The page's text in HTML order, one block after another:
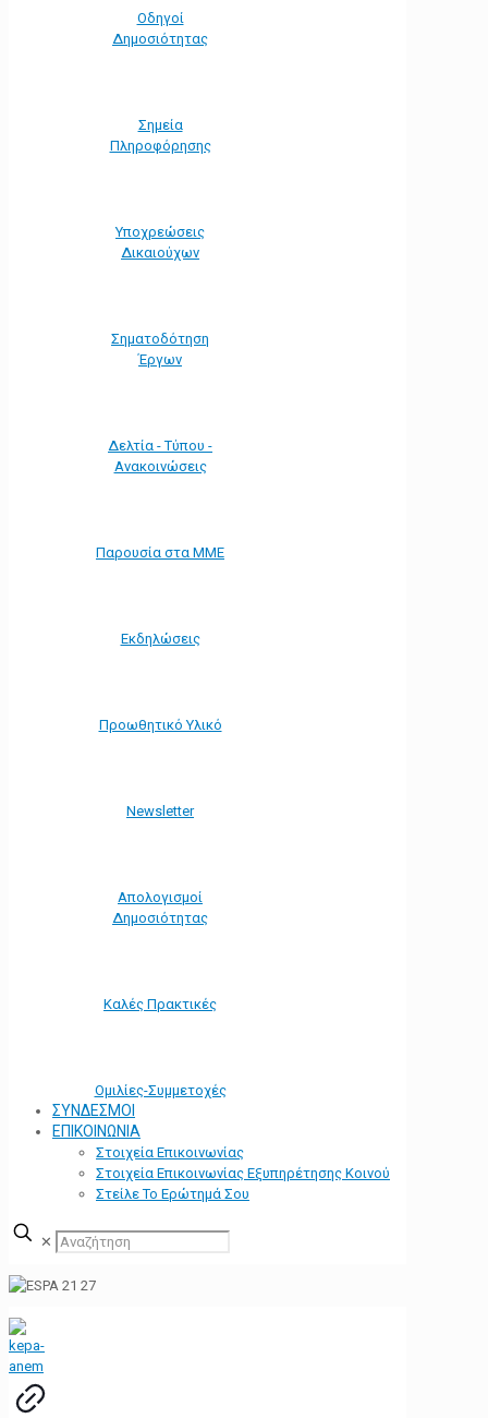
Οδηγοί
Δημοσιότητας
Σημεία
Πληροφόρησης
Υποχρεώσεις
Δικαιούχων
Σηματοδότηση
Έργων
Δελτία - Τύπου -
Ανακοινώσεις
Παρουσία στα ΜΜΕ
Εκδηλώσεις
Προωθητικό Υλικό
Νewsletter
Απολογισμοί
Δημοσιότητας
Καλές Πρακτικές
Ομιλίες-Συμμετοχές
ΣΥΝΔΕΣΜΟΙ
ΕΠΙΚΟΙΝΩΝΙΑ
Στοιχεία Επικοινωνίας
Στοιχεία Επικοινωνίας Εξυπηρέτησης Κοινού
Στείλε Το Ερώτημά Σου
✕